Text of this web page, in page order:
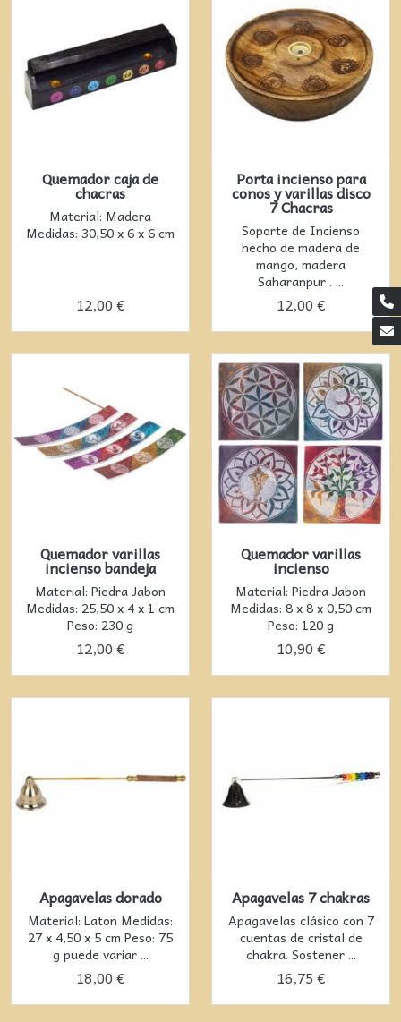
Quemador caja de
chacras
Material: Madera
Medidas: 30,50 x 6 x 6 cm
12,00 €
Porta incienso para
conos y varillas disco
7 Chacras
Soporte de Incienso
hecho de madera de
mango, madera
Saharanpur . ...
12,00 €
Quemador varillas
incienso bandeja
Material: Piedra Jabon
Medidas: 25,50 x 4 x 1 cm
Peso: 230 g
12,00 €
Quemador varillas
incienso
Material: Piedra Jabon
Medidas: 8 x 8 x 0,50 cm
Peso: 120 g
10,90 €
Apagavelas dorado
Material: Laton Medidas:
27 x 4,50 x 5 cm Peso: 75
g puede variar ...
18,00 €
Apagavelas 7 chakras
Apagavelas clásico con 7
cuentas de cristal de
chakra. Sostener ...
16,75 €